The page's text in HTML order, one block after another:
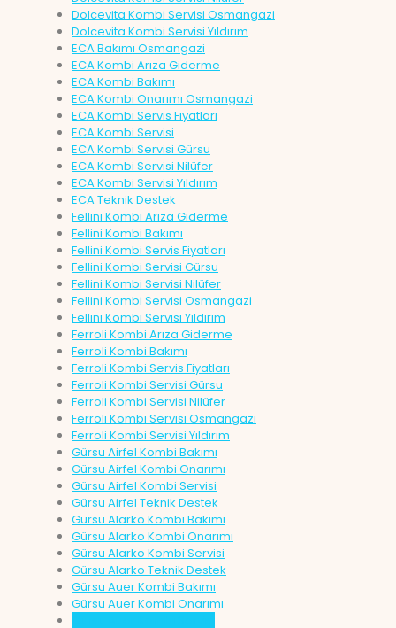
Dolcevita Kombi Servisi Osmangazi
Dolcevita Kombi Servisi Yıldırım
ECA Bakımı Osmangazi
ECA Kombi Arıza Giderme
ECA Kombi Bakımı
ECA Kombi Onarımı Osmangazi
ECA Kombi Servis Fiyatları
ECA Kombi Servisi
ECA Kombi Servisi Gürsu
ECA Kombi Servisi Nilüfer
ECA Kombi Servisi Yıldırım
ECA Teknik Destek
Fellini Kombi Arıza Giderme
Fellini Kombi Bakımı
Fellini Kombi Servis Fiyatları
Fellini Kombi Servisi Gürsu
Fellini Kombi Servisi Nilüfer
Fellini Kombi Servisi Osmangazi
Fellini Kombi Servisi Yıldırım
Ferroli Kombi Arıza Giderme
Ferroli Kombi Bakımı
Ferroli Kombi Servis Fiyatları
Ferroli Kombi Servisi Gürsu
Ferroli Kombi Servisi Nilüfer
Ferroli Kombi Servisi Osmangazi
Ferroli Kombi Servisi Yıldırım
Gürsu Airfel Kombi Bakımı
Gürsu Airfel Kombi Onarımı
Gürsu Airfel Kombi Servisi
Gürsu Airfel Teknik Destek
Gürsu Alarko Kombi Bakımı
Gürsu Alarko Kombi Onarımı
Gürsu Alarko Kombi Servisi
Gürsu Alarko Teknik Destek
Gürsu Auer Kombi Bakımı
Gürsu Auer Kombi Onarımı